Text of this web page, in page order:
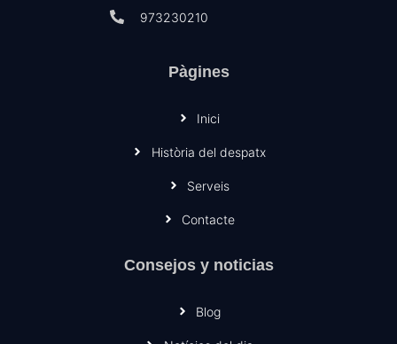
973230210
Pàgines
Inici
Història del despatx
Serveis
Contacte
Consejos y noticias
Blog